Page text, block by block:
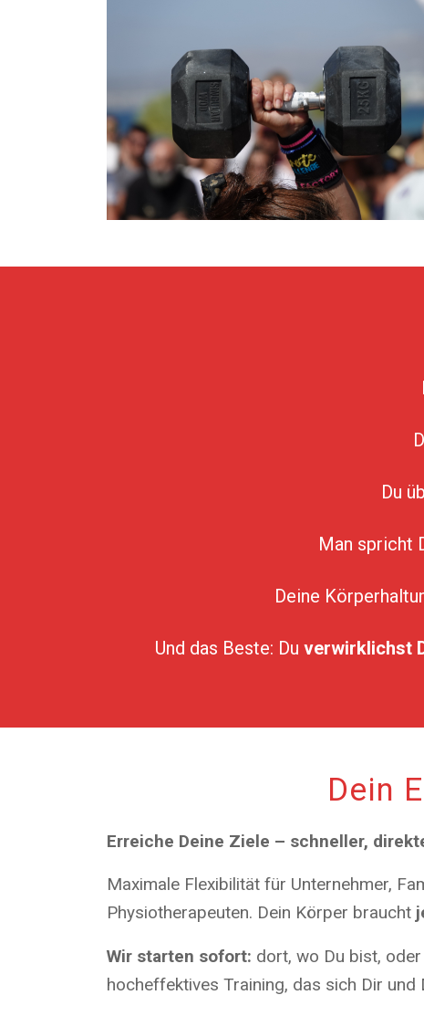
Du
Man spricht
Deine
Und das Beste: Du verwirklichst
Dein
Erreiche Deine Ziele – schneller,
Maximale Flexibilität für Unternehmer,
Physiotherapeuten. Dein Körper braucht
Wir starten sofort: dort, wo Du bist,
hocheffektives Training, das sich Dir